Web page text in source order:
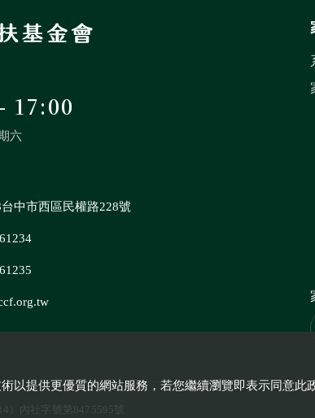
17:00
六
中市西區民權路228號
）內社字號第8475595號
以提供更優質的網站服務，若您繼續瀏覽即表示同意此